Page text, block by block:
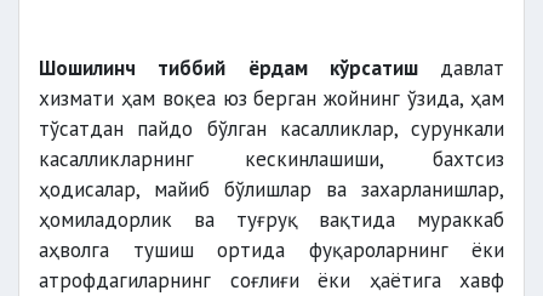
Шошилинч тиббий ёрдам кўрсатиш давлат
хизмати ҳам воқеа юз берган жойнинг ўзида, ҳам
тўсатдан пайдо бўлган касалликлар, сурункали
касалликларнинг кескинлашиши, бахтсиз
ҳодисалар, майиб бўлишлар ва захарланишлар,
ҳомиладорлик ва туғруқ вақтида мураккаб
аҳволга тушиш ортида фуқароларнинг ёки
атрофдагиларнинг соғлиғи ёки ҳаётига хавф